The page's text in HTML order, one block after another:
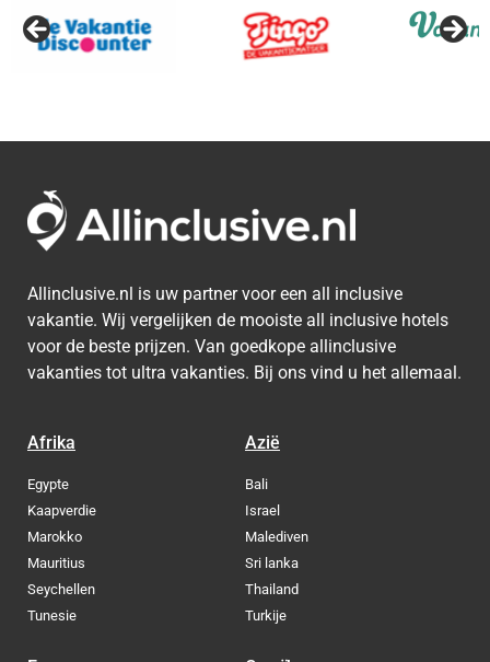
Allinclusive.nl is uw partner voor een all inclusive
vakantie. Wij vergelijken de mooiste all inclusive hotels
voor de beste prijzen. Van goedkope allinclusive
vakanties tot ultra vakanties. Bij ons vind u het allemaal.
Afrika
Egypte
Kaapverdie
Marokko
Mauritius
Seychellen
Tunesie
Azië
Bali
Israel
Malediven
Sri lanka
Thailand
Turkije